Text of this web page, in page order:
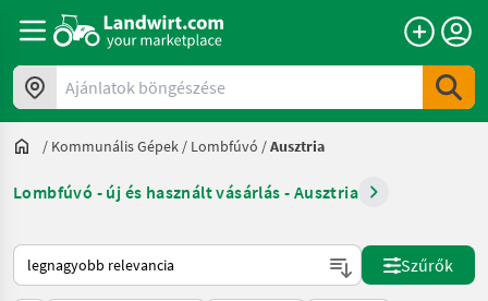
Ajánlatok böngészése
/ Kommunális Gépek / Lombfúvó /Ausztria
Lombfúvó - új és használt vásárlás - Ausztria
Így van sorba rendezve a Landwirt.com-on
Szűrők